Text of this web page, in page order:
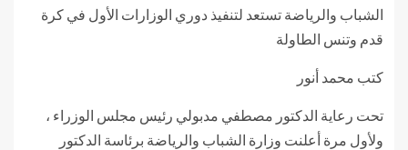
الشباب والرياضة تستعد لتنفيذ دوري الوزارات الأول في كرة
قدم وتنس الطاولة
كتب محمد أنور
تحت رعاية الدكتور مصطفي مدبولي رئيس مجلس الوزراء ،
ولأول مرة أعلنت وزارة الشباب والرياضة برئاسة الدكتور